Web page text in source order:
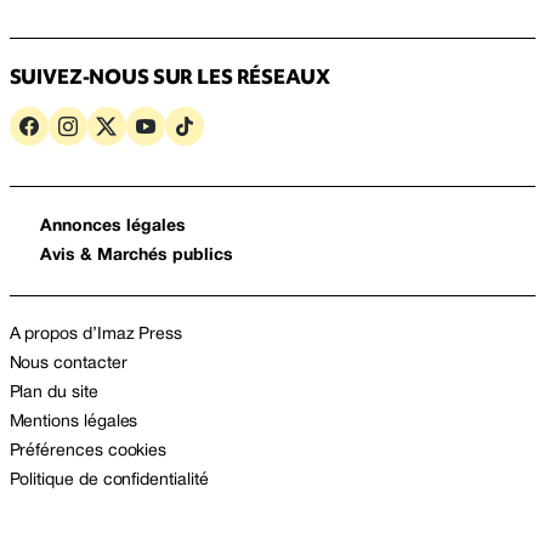
SUIVEZ-NOUS SUR LES RÉSEAUX
Annonces légales
Avis & Marchés publics
A propos d’Imaz Press
Nous contacter
Plan du site
Mentions légales
Préférences cookies
Politique de confidentialité